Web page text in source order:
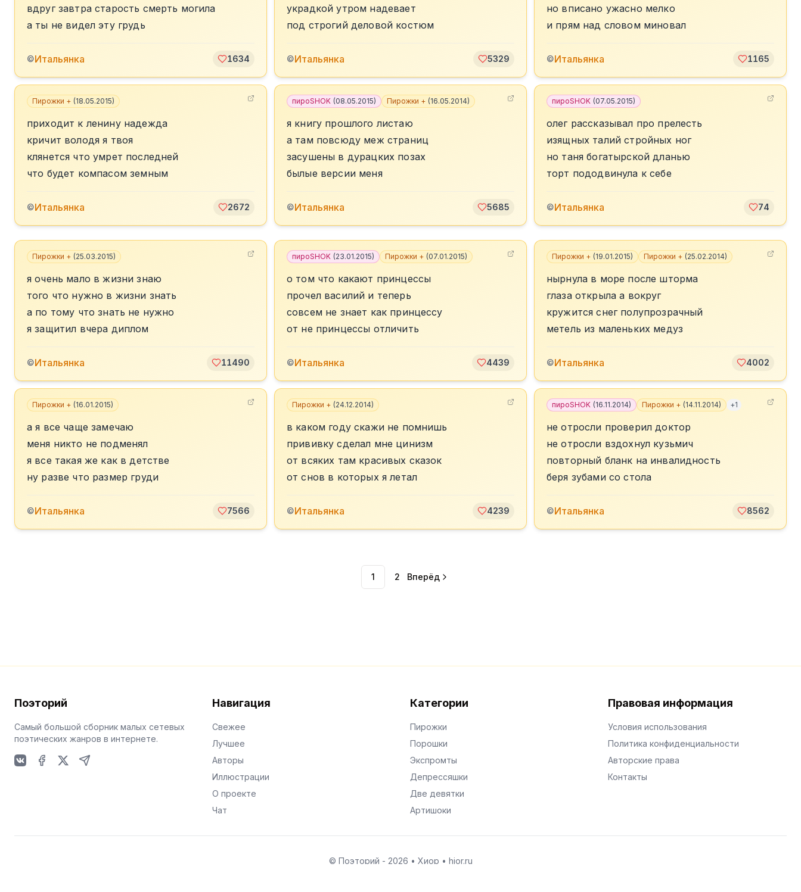
вдруг завтра старость смерть могила
а ты не видел эту грудь
©Итальянка 1634
украдкой утром надевает
под строгий деловой костюм
©Итальянка 5329
но вписано ужасно мелко
и прям над словом миновал
©Итальянка 1165
Пирожки + (18.05.2015)
приходит к ленину надежда
кричит володя я твоя
клянется что умрет последней
что будет компасом земным
©Итальянка 2672
пироSHOK (08.05.2015) Пирожки + (16.05.2014)
я книгу прошлого листаю
а там повсюду меж страниц
засушены в дурацких позах
былые версии меня
©Итальянка 5685
пироSHOK (07.05.2015)
олег рассказывал про прелесть
изящных талий стройных ног
но таня богатырской дланью
торт пододвинула к себе
©Итальянка 74
Пирожки + (25.03.2015)
я очень мало в жизни знаю
того что нужно в жизни знать
а по тому что знать не нужно
я защитил вчера диплом
©Итальянка 11490
пироSHOK (23.01.2015) Пирожки + (07.01.2015)
о том что какают принцессы
прочел василий и теперь
совсем не знает как принцессу
от не принцессы отличить
©Итальянка 4439
Пирожки + (19.01.2015) Пирожки + (25.02.2014)
нырнула в море после шторма
глаза открыла а вокруг
кружится снег полупрозрачный
метель из маленьких медуз
©Итальянка 4002
Пирожки + (16.01.2015)
а я все чаще замечаю
меня никто не подменял
я все такая же как в детстве
ну разве что размер груди
©Итальянка 7566
Пирожки + (24.12.2014)
в каком году скажи не помнишь
прививку сделал мне цинизм
от всяких там красивых сказок
от снов в которых я летал
©Итальянка 4239
пироSHOK (16.11.2014) Пирожки + (14.11.2014) +1
не отросли проверил доктор
не отросли вздохнул кузьмич
повторный бланк на инвалидность
беря зубами со стола
©Итальянка 8562
1 2 Вперёд
Поэторий
Самый большой сборник малых сетевых
поэтических жанров в интернете.
Навигация
Свежее
Лучшее
Авторы
Иллюстрации
О проекте
Чат
Категории
Пирожки
Порошки
Экспромты
Депрессяшки
Две девятки
Артишоки
Правовая информация
Условия использования
Политика конфиденциальности
Авторские права
Контакты
© Поэторий - 2026 • Хиор • hior.ru